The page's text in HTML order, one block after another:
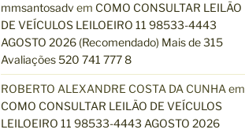
mmsantosadv em COMO CONSULTAR LEILÃO
DE VEÍCULOS LEILOEIRO 11 98533-4443
AGOSTO 2026 (Recomendado) Mais de 315
Avaliações 520 741 777 8
ROBERTO ALEXANDRE COSTA DA CUNHA em
COMO CONSULTAR LEILÃO DE VEÍCULOS
LEILOEIRO 11 98533-4443 AGOSTO 2026